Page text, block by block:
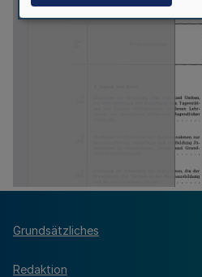
Grundsätzliches
Redaktion